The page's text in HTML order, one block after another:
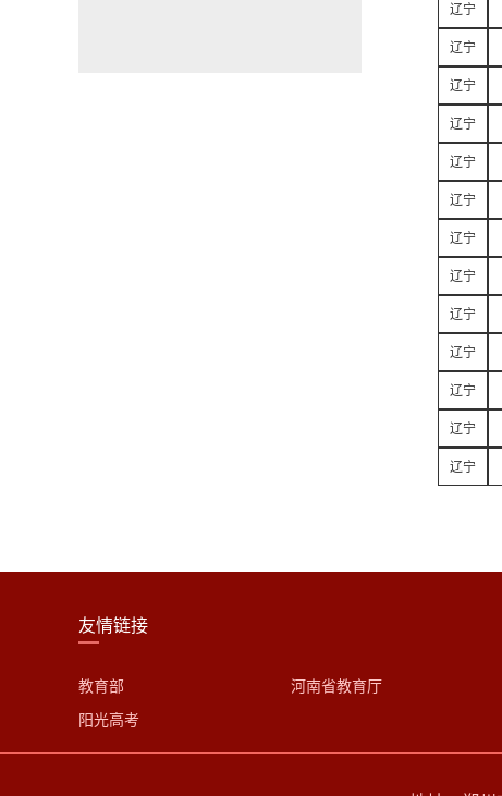
辽宁
辽宁
辽宁
辽宁
辽宁
辽宁
辽宁
辽宁
辽宁
辽宁
辽宁
辽宁
辽宁
友情链接
教育部
阳光高考
河南省教育厅